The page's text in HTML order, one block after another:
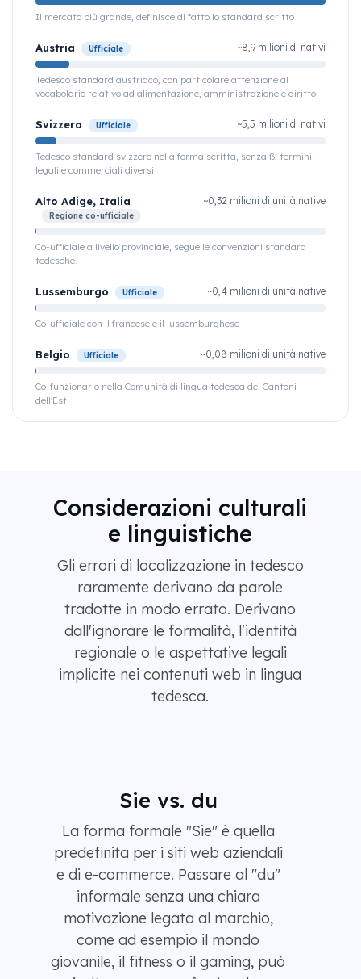
Il mercato più grande, definisce di fatto lo standard scritto
Austria Ufficiale ~8,9 milioni di nativi
Tedesco standard austriaco, con particolare attenzione al
vocabolario relativo ad alimentazione, amministrazione e diritto.
Svizzera Ufficiale ~5,5 milioni di nativi
Tedesco standard svizzero nella forma scritta, senza ß, termini
legali e commerciali diversi
Alto Adige, Italia
Regione co-ufficiale
~0,32 milioni di unità native
Co-ufficiale a livello provinciale, segue le convenzioni standard
tedesche.
Lussemburgo Ufficiale ~0,4 milioni di unità native
Co-ufficiale con il francese e il lussemburghese
Belgio Ufficiale ~0,08 milioni di unità native
Co-funzionario nella Comunità di lingua tedesca dei Cantoni
dell'Est
Considerazioni culturali
e linguistiche
Gli errori di localizzazione in tedesco
raramente derivano da parole
tradotte in modo errato. Derivano
dall'ignorare le formalità, l'identità
regionale o le aspettative legali
implicite nei contenuti web in lingua
tedesca.
Sie vs. du
La forma formale "Sie" è quella
predefinita per i siti web aziendali
e di e-commerce. Passare al "du"
informale senza una chiara
motivazione legata al marchio,
come ad esempio il mondo
giovanile, il fitness o il gaming, può